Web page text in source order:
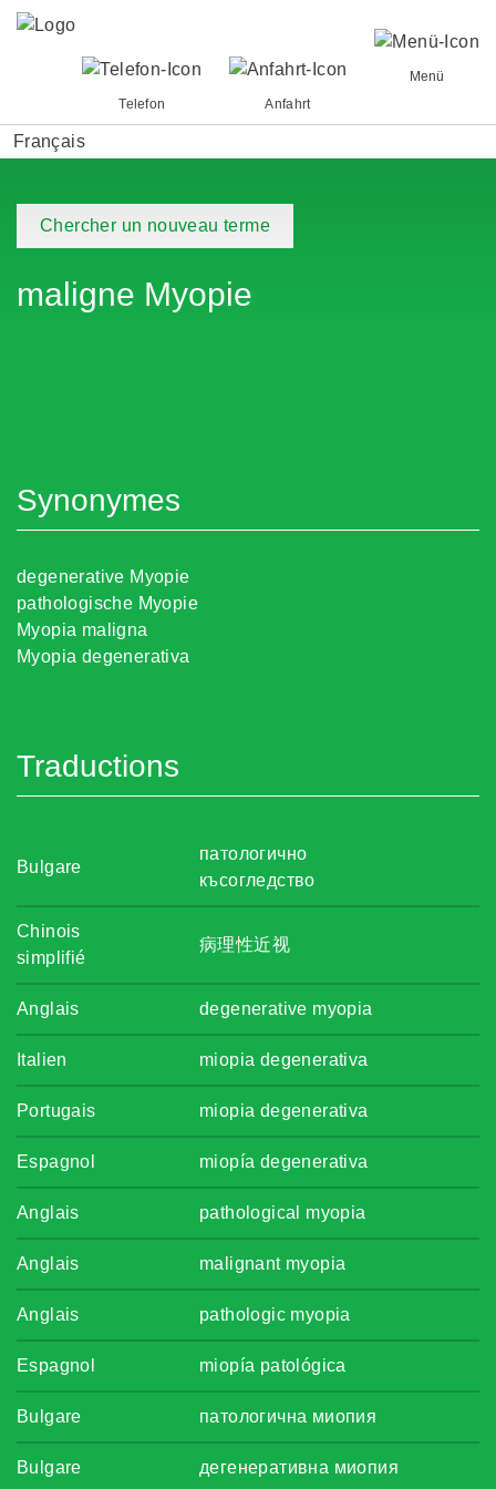
Menü
Telefon
Anfahrt
Français
Chercher un nouveau terme
maligne Myopie
Synonymes
degenerative Myopie
pathologische Myopie
Myopia maligna
Myopia degenerativa
Traductions
Bulgare
патологично
късогледство
Chinois
simplifié
病理性近视
Anglais degenerative myopia
Italien miopia degenerativa
Portugais miopia degenerativa
Espagnol miopía degenerativa
Anglais pathological myopia
Anglais malignant myopia
Anglais pathologic myopia
Espagnol miopía patológica
Bulgare патологична миопия
Bulgare дегенеративна миопия